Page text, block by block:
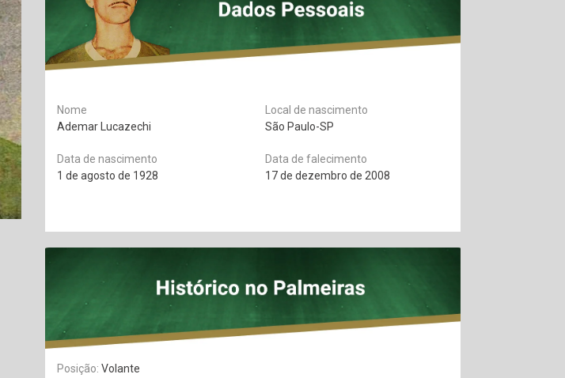
Nome
Ademar Lucazechi
Data de nascimento
1 de agosto de 1928
Local de nascimento
São Paulo-SP
Data de falecimento
17 de dezembro de 2008
Posição: Volante